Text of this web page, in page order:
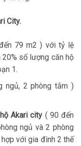
City.
79 m2 ) với tỷ lệ
20% số lượng căn hộ
1.
ngủ, 2 phòng tắm )
Akari city ( 90 đến
ngủ và 2 phòng
với gia đình 2 thế